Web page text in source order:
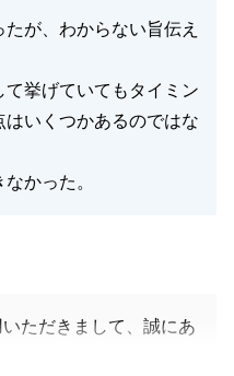
が、わからない旨伝え
挙げていてもタイミン
いくつかあるのではな
かった。
ただきまして、誠にあ